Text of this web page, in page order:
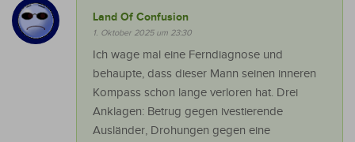
Land Of Confusion
1. Oktober 2025 um 23:30
Ich wage mal eine Ferndiagnose und
behaupte, dass dieser Mann seinen inneren
Kompass schon lange verloren hat. Drei
Anklagen: Betrug gegen ivestierende
Ausländer, Drohungen gegen eine